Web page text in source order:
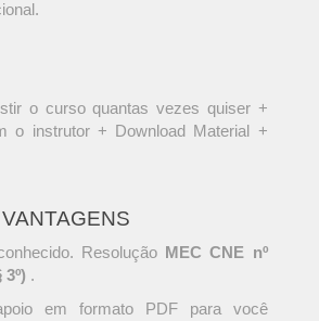
o curso quantas vezes quiser +
o instrutor + Download Material +
Resolução MEC CNE nº
.
em formato PDF para você